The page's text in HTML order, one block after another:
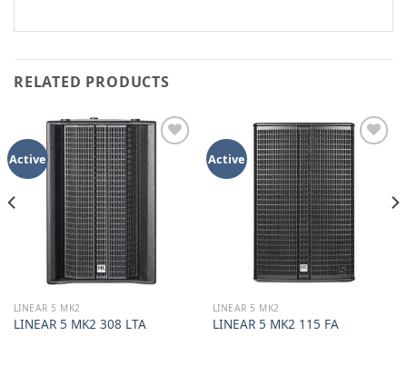
RELATED PRODUCTS
Active
Add to
LINEAR 5 MK2
LINEAR 5 MK2 308 LTA
Active
Add to
wishlist
LINEAR 5 MK2
LINEAR 5 MK2 115 FA